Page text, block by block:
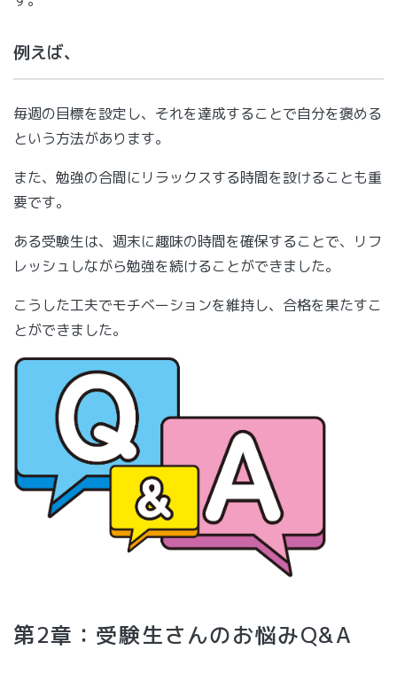
例えば、
毎週の目標を設定し、それを達成することで自分を褒める
という方法があります。
また、勉強の合間にリラックスする時間を設けることも重
要です。
ある受験生は、週末に趣味の時間を確保することで、リフ
レッシュしながら勉強を続けることができました。
こうした工夫でモチベーションを維持し、合格を果たすこ
とができました。
第2章：受験生さんのお悩みQ&A